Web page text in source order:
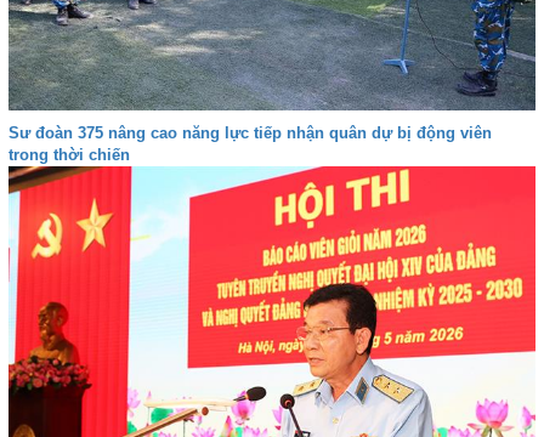
Sư đoàn 375 nâng cao năng lực tiếp nhận quân dự bị động viên
trong thời chiến